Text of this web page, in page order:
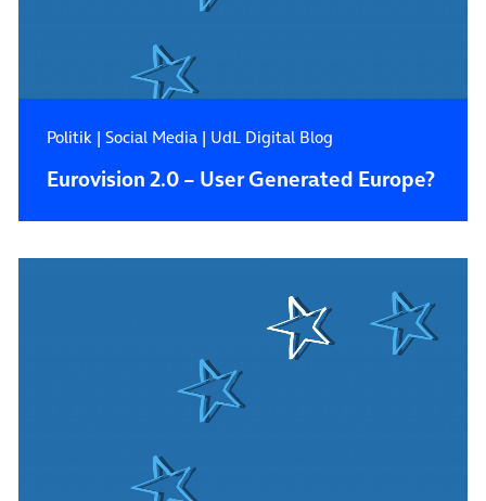
Politik| Social Media| UdL Digital Blog
Eurovision 2.0 – User Generated Europe?